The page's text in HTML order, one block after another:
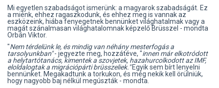
Mi egyetlen szabadságot ismerünk: a magyarok szabadságát. Ez
a miénk, ehhez ragaszkodunk, és ehhez meg is vannak az
eszközeink, hiába fenyegetnek bennünket világhatalmak vagy a
magát szánalmasan világhatalomnak képzelő Brüsszel - mondta
Orbán Viktor.
"Nem térdelünk le, és mindig van néhány mesterfogás a
tarsolyunkban"- jegyezte meg, hozzátéve, "innen már elkotródott
a helytartótanács, kimentek a szovjetek, hazahurcolkodott az IMF,
eloldalogtak a migrációpárti brüsszeliek."Egyik sem bírt lenyelni
bennünket. Megakadtunk a torkukon, és még nekik kell örülniük,
hogy nagyobb baj nélkül megúszták - mondta.